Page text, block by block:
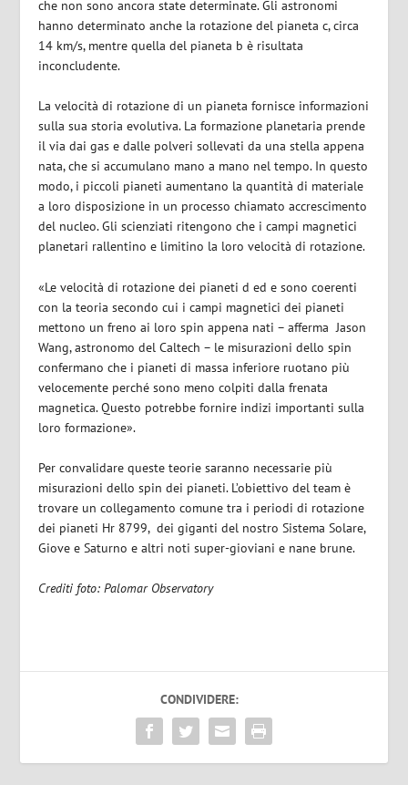
che non sono ancora state determinate. Gli astronomi
hanno determinato anche la rotazione del pianeta c, circa
14 km/s, mentre quella del pianeta b è risultata
inconcludente.
La velocità di rotazione di un pianeta fornisce informazioni
sulla sua storia evolutiva. La formazione planetaria prende
il via dai gas e dalle polveri sollevati da una stella appena
nata, che si accumulano mano a mano nel tempo. In questo
modo, i piccoli pianeti aumentano la quantità di materiale
a loro disposizione in un processo chiamato accrescimento
del nucleo. Gli scienziati ritengono che i campi magnetici
planetari rallentino e limitino la loro velocità di rotazione.
«Le velocità di rotazione dei pianeti d ed e sono coerenti
con la teoria secondo cui i campi magnetici dei pianeti
mettono un freno ai loro spin appena nati – afferma Jason
Wang, astronomo del Caltech – le misurazioni dello spin
confermano che i pianeti di massa inferiore ruotano più
velocemente perché sono meno colpiti dalla frenata
magnetica. Questo potrebbe fornire indizi importanti sulla
loro formazione».
Per convalidare queste teorie saranno necessarie più
misurazioni dello spin dei pianeti. L’obiettivo del team è
trovare un collegamento comune tra i periodi di rotazione
dei pianeti Hr 8799, dei giganti del nostro Sistema Solare,
Giove e Saturno e altri noti super-gioviani e nane brune.
Crediti foto: Palomar Observatory
CONDIVIDERE: